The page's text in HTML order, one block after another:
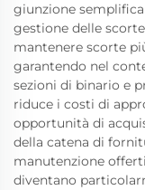
giunzione
gestione delle
mantenere scorte
garantendo nel
sezioni di binario e
riduce i costi di
opportunità di
della catena di
manutenzione
diventano